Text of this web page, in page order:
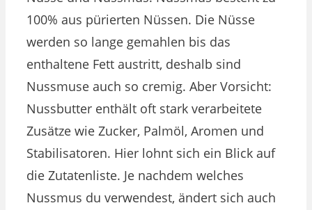
100% aus pürierten Nüssen. Die Nüsse
werden so lange gemahlen bis das
enthaltene Fett austritt, deshalb sind
Nussmuse auch so cremig. Aber Vorsicht:
Nussbutter enthält oft stark verarbeitete
Zusätze wie Zucker, Palmöl, Aromen und
Stabilisatoren. Hier lohnt sich ein Blick auf
die Zutatenliste. Je nachdem welches
Nussmus du verwendest, ändert sich auch